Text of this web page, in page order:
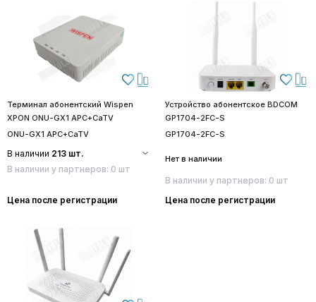
Терминал абонентский Wispen
XPON ONU-GX1 APC+CaTV
ONU-GX1 APC+CaTV
В наличии 213 шт.
В наличии у партнеров: 0 шт
Цена после регистрации
Устройство абонентское BDCOM
GP1704-2FC-S
GP1704-2FC-S
Нет в наличии
В наличии у партнеров: 0 шт
Цена после регистрации